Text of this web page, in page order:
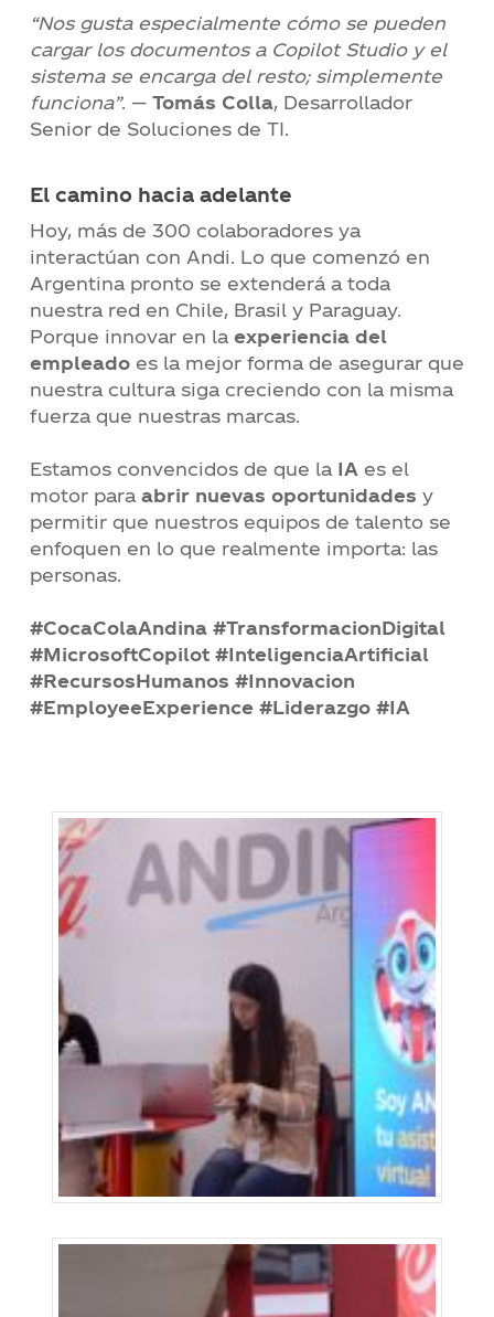
“Nos gusta especialmente cómo se pueden
cargar los documentos a Copilot Studio y el
sistema se encarga del resto; simplemente
funciona”. — Tomás Colla, Desarrollador
Senior de Soluciones de TI.
El camino hacia adelante
Hoy, más de 300 colaboradores ya
interactúan con Andi. Lo que comenzó en
Argentina pronto se extenderá a toda
nuestra red en Chile, Brasil y Paraguay.
Porque innovar en la experiencia del
empleadoes la mejor forma de asegurar que
nuestra cultura siga creciendo con la misma
fuerza que nuestras marcas.
Estamos convencidos de que la IA es el
motor para abrir nuevas oportunidades y
permitir que nuestros equipos de talento se
enfoquen en lo que realmente importa: las
personas.
#CocaColaAndina #TransformacionDigital
#MicrosoftCopilot #InteligenciaArtificial
#RecursosHumanos #Innovacion
#EmployeeExperience #Liderazgo #IA